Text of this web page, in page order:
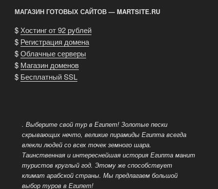
МАГАЗИН ГОТОВЫХ САЙТОВ — MARTSITE.RU
$Хостинг от 92 рублей
$ Регистрация домена
$Облачные серверы
$ Магазин доменов
$ Бесплатный SSL
. Выберите свой тур в Египет! Золотые пески
скрывающих нечто, великие пирамиды Египта всегда
влекли людей со всех точек земного шара.
Таинственная и интереснейшая история Египта манит
туристов круглый год. Этому же способствует
климат арабской страны. Мы предлагаем большой
выбор туров в Египет!